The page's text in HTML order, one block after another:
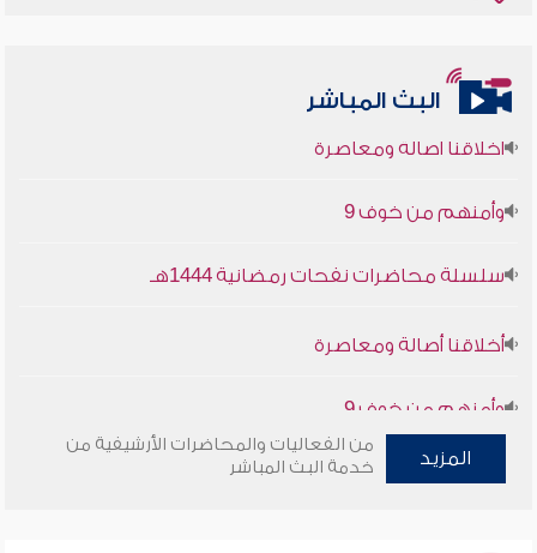
البث المباشر
أخلاقنا أصالة ومعاصرة
سلسلة محاضرات نفحات رمضانية 1444هـ
المزيد
من الفعاليات والمحاضرات الأرشيفية من
خدمة البث المباشر